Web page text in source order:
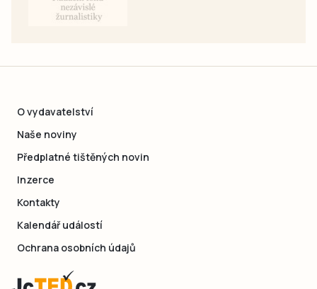
O vydavatelství
Naše noviny
Předplatné tištěných novin
Inzerce
Kontakty
Kalendář událostí
Ochrana osobních údajů